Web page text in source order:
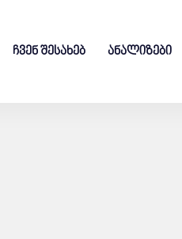
ჩვენ შესახებ ანალიზები